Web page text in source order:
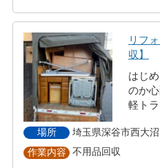
リフ
収】
はじ
のか
軽ト
場所
埼玉県深谷市西大沼
作業内容
不用品回収